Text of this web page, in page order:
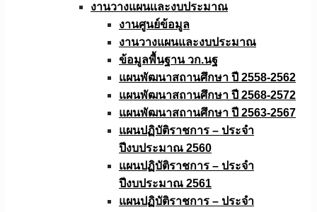
งานวางแผนเเละงบประมาณ
งานศูนย์ข้อมูล
งานวางแผนและงบประมาณ
ข้อมูลพื้นฐาน วก.นฐ
แผนพัฒนาสถานศึกษา ปี 2558-2562
แผนพัฒนาสถานศึกษา ปี 2568-2572
แผนพัฒนาสถานศึกษา ปี 2563-2567
แผนปฏิบัติราชการ – ประจำ
ปีงบประมาณ 2560
แผนปฏิบัติราชการ – ประจำ
ปีงบประมาณ 2561
แผนปฏิบัติราชการ – ประจำ